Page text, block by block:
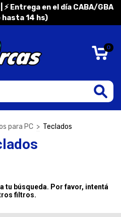
Entrega en el día CABA/GBA
hasta 14 hs)
0
para PC > Teclados
tu búsqueda. Por favor, intentá
filtros.